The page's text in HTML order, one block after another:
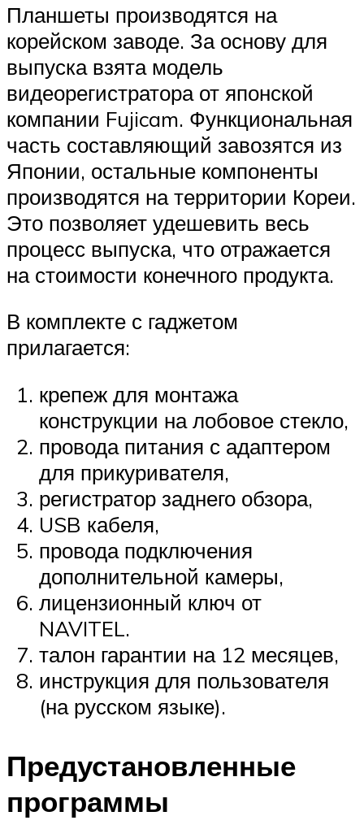
Планшеты производятся на
корейском заводе. За основу для
выпуска взята модель
видеорегистратора от японской
компании Fujicam. Функциональная
часть составляющий завозятся из
Японии, остальные компоненты
производятся на территории Кореи.
Это позволяет удешевить весь
процесс выпуска, что отражается
на стоимости конечного продукта.
В комплекте с гаджетом
прилагается:
крепеж для монтажа
конструкции на лобовое стекло,
провода питания с адаптером
для прикуривателя,
регистратор заднего обзора,
USB кабеля,
провода подключения
дополнительной камеры,
лицензионный ключ от
NAVITEL.
талон гарантии на 12 месяцев,
инструкция для пользователя
(на русском языке).
Предустановленные
программы